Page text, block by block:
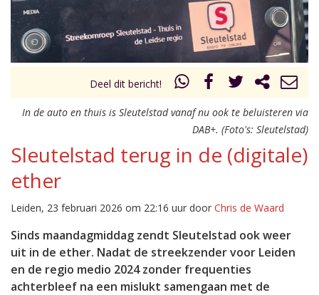
Deel dit bericht!
In de auto en thuis is Sleutelstad vanaf nu ook te beluisteren via
DAB+. (Foto's: Sleutelstad)
Sleutelstad terug in de (digitale)
ether
Leiden, 23 februari 2026 om 22:16 uur door Chris de Waard
Sinds maandagmiddag zendt Sleutelstad ook weer
uit in de ether. Nadat de streekzender voor Leiden
en de regio medio 2024 zonder frequenties
achterbleef na een mislukt samengaan met de